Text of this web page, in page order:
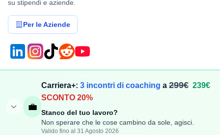
💼
Carriera+: 3 incontri di coaching a 299€ 239€
SCONTO 20%
Stanco del tuo lavoro?
Non sperare che le cose cambino da sole, agisci.
Valido fino al 31 Agosto 2026
su stipendi e aziende.
Per le Aziende
Aggiungi Compenso
Stipendi Dipendenti
Fatturati Partite IVA
Stipendi
Classifica Aziende